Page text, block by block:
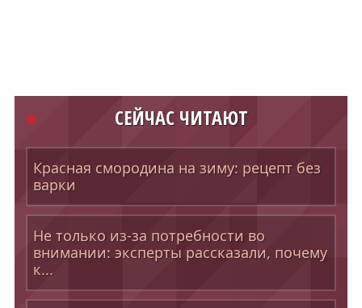
СЕЙЧАС ЧИТАЮТ
Красная смородина на зиму: рецепт без
варки
Не только из-за потребности во
внимании: эксперты рассказали, почему
к...